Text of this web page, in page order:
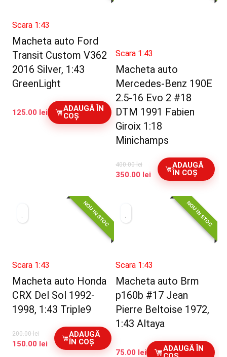
Scara 1:43
Macheta auto Ford
Transit Custom V362
2016 Silver, 1:43
GreenLight
125.00 lei
ADAUGĂ ÎN
COȘ
Scara 1:43
Macheta auto
Mercedes-Benz 190E
2.5-16 Evo 2 #18
DTM 1991 Fabien
Giroix 1:18
Minichamps
400.00lei
Prețul
400.00 lei.
350.00 lei Prețul
curent
350.00 lei.
ADAUGĂ
ÎN COȘ
NOU IN STOC
Scara 1:43
Macheta auto Honda
CRX Del Sol 1992-
1998, 1:43 Triple9
200.00lei
Prețul
150.00 lei Prețul
curent
ADAUGĂ
ÎN COȘ
NOU IN STOC
Scara 1:43
Macheta auto Brm
p160b #17 Jean
Pierre Beltoise 1972,
1:43 Altaya
75.00 lei
ADAUGĂ ÎN